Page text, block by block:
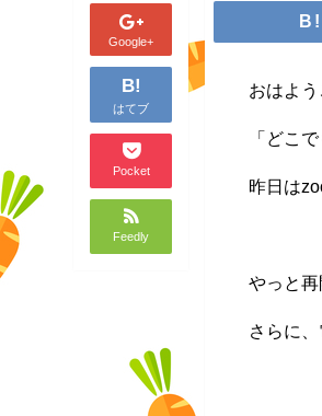
Google+
B!
はてブ
Pocket
Feedly
おはよう
「どこ
昨日は
やっと再
さらに